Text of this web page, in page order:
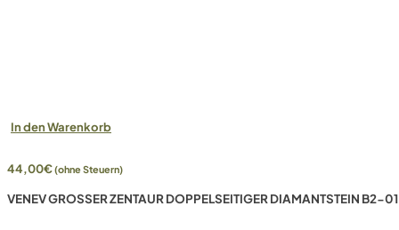
In den Warenkorb
44,00€(ohne Steuern)
VENEV GROSSER ZENTAUR DOPPELSEITIGER DIAMANTSTEIN B2-